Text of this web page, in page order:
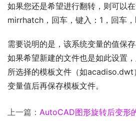
如果您还是希望进行翻转，则可以在
mirrhatch，回车，键入：1，回车，
需要说明的是，该系统变量的值保
如果希望新建的文件也是如此设置
所选择的模板文件（如acadiso.dwt
变量值后再保存模板文件。
上一篇： AutoCAD图形旋转后变形